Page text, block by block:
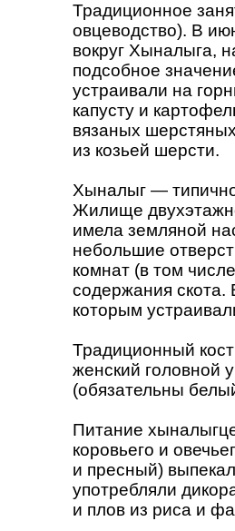
Традиционное
овцеводство). В
вокруг Хыналыга,
подсобное
устраивали на
капусту и
вязаных
из козьей шерсти.
Хыналыг —
Жилище
имела земляной
небольшие
комнат (в том
содержания
которым
Традиционный
женский головной
(обязательны
Питание
коровьего и
и пресный)
употребляли
и плов из риса и